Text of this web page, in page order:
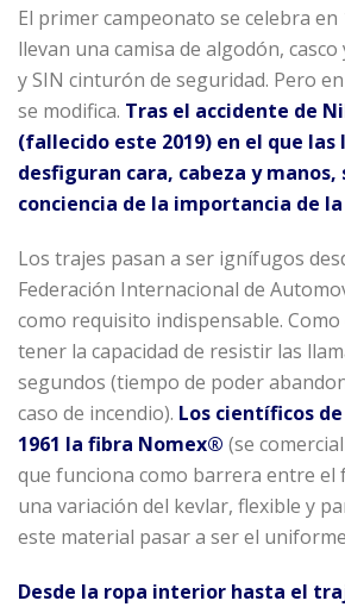
El primer campeonato se celebra
llevan una camisa de algodón,
y SIN cinturón de seguridad. Pero
se modifica. Tras el accidente de
(fallecido este 2019) en el que las
desfiguran cara, cabeza y manos,
conciencia de la importancia de
Los trajes pasan a ser ignífugos
Federación Internacional de
como requisito indispensable.
tener la capacidad de resistir las
segundos (tiempo de poder
caso de incendio). Los científicos
1961 la fibra Nomex® (se
que funciona como barrera entre el
una variación del kevlar, flexible y
este material pasar a ser el
Desde la ropa interior hasta el